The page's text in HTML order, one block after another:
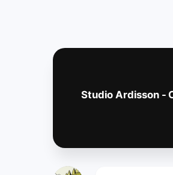
Studio Ardisson -